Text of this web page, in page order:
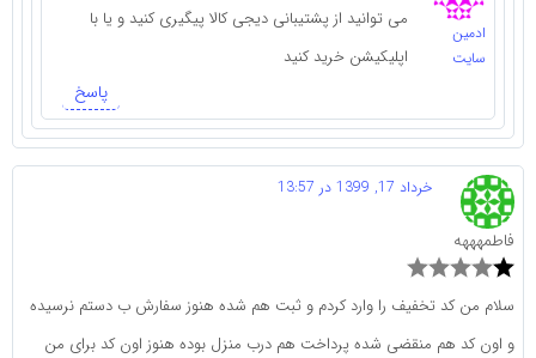
ادمین
سایت
می توانید از پشتیبانی دیجی کالا پیگیری کنید و یا با
اپلیکیشن خرید کنید
پاسخ
فاطمهههه
خرداد 17, 1399 در 13:57
سلام من کد تخفیف را وارد کردم و ثبت هم شده هنوز سفارش ب دستم نرسیده
و اون کد هم منقضی شده پرداخت هم درب منزل بوده هنوز اون کد برای من